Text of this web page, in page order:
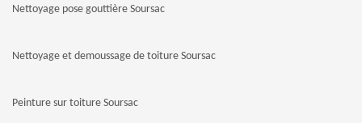
Nettoyage pose gouttière Soursac
Nettoyage et demoussage de toiture Soursac
Peinture sur toiture Soursac